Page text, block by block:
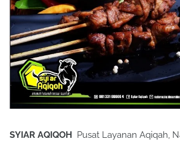
Tumpeng, Catering Harian dan